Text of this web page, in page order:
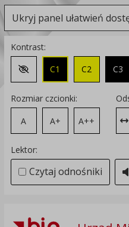
Ukryj panel ułatwień
Kontrast:
Zmień kontrast na domyślny
C1 C2 C3
Rozmiar czcionki:
A
A+ A++
Lektor:
Czytaj odnośniki